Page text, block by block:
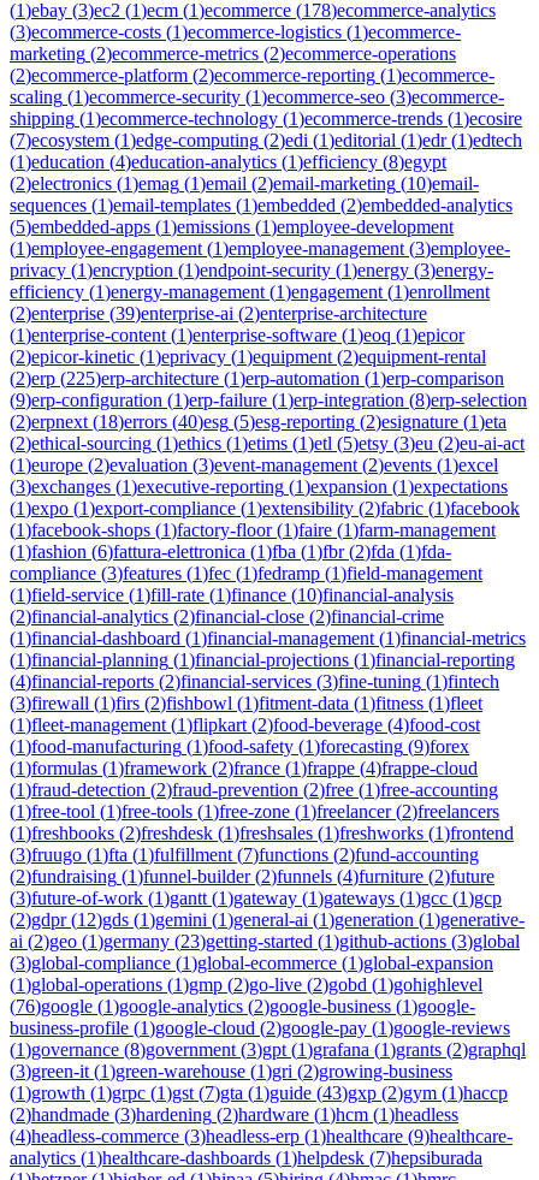
(1)ebay (3)ec2 (1)ecm (1)ecommerce (178)ecommerce-analytics
(3)ecommerce-costs (1)ecommerce-logistics (1)ecommerce-
marketing (2)ecommerce-metrics (2)ecommerce-operations
(2)ecommerce-platform (2)ecommerce-reporting (1)ecommerce-
scaling (1)ecommerce-security (1)ecommerce-seo (3)ecommerce-
shipping (1)ecommerce-technology (1)ecommerce-trends (1)ecosire
(7)ecosystem (1)edge-computing (2)edi (1)editorial (1)edr(1)edtech
(1)education (4)education-analytics (1)efficiency (8)egypt
(2)electronics (1)emag (1)email (2)email-marketing (10)email-
sequences (1)email-templates (1)embedded (2)embedded-analytics
(5)embedded-apps (1)emissions (1)employee-development
(1)employee-engagement (1)employee-management (3)employee-
privacy (1)encryption (1)endpoint-security (1)energy (3)energy-
efficiency (1)energy-management (1)engagement (1)enrollment
(2)enterprise (39)enterprise-ai (2)enterprise-architecture
(1)enterprise-content (1)enterprise-software (1)eoq (1)epicor
(2)epicor-kinetic (1)eprivacy (1)equipment (2)equipment-rental
(2)erp (225)erp-architecture (1)erp-automation (1)erp-comparison
(9)erp-configuration (1)erp-failure (1)erp-integration (8)erp-selection
(2)erpnext (18)errors (40)esg (5)esg-reporting (2)esignature (1)eta
(2)ethical-sourcing (1)ethics (1)etims (1)etl (5)etsy (3)eu (2)eu-ai-act
(1)europe (2)evaluation (3)event-management (2)events (1)excel
(3)exchanges (1)executive-reporting (1)expansion (1)expectations
(1)expo (1)export-compliance (1)extensibility (2)fabric (1)facebook
(1)facebook-shops (1)factory-floor(1)faire (1)farm-management
(1)fashion (6)fattura-elettronica (1)fba (1)fbr(2)fda (1)fda-
compliance (3)features (1)fec (1)fedramp (1)field-management
(1)field-service (1)fill-rate (1)finance (10)financial-analysis
(2)financial-analytics (2)financial-close (2)financial-crime
(1)financial-dashboard (1)financial-management (1)financial-metrics
(1)financial-planning (1)financial-projections (1)financial-reporting
(4)financial-reports (2)financial-services (3)fine-tuning (1)fintech
(3)firewall (1)firs (2)fishbowl (1)fitment-data (1)fitness (1)fleet
(1)fleet-management (1)flipkart (2)food-beverage (4)food-cost
(1)food-manufacturing (1)food-safety (1)forecasting (9)forex
(1)formulas (1)framework (2)france (1)frappe (4)frappe-cloud
(1)fraud-detection (2)fraud-prevention (2)free (1)free-accounting
(1)free-tool (1)free-tools (1)free-zone (1)freelancer(2)freelancers
(1)freshbooks (2)freshdesk (1)freshsales (1)freshworks (1)frontend
(3)fruugo (1)fta (1)fulfillment (7)functions (2)fund-accounting
(2)fundraising (1)funnel-builder(2)funnels (4)furniture (2)future
(3)future-of-work (1)gantt (1)gateway (1)gateways (1)gcc (1)gcp
(2)gdpr(12)gds (1)gemini (1)general-ai (1)generation (1)generative-
ai (2)geo (1)germany (23)getting-started (1)github-actions (3)global
(3)global-compliance (1)global-ecommerce (1)global-expansion
(1)global-operations (1)gmp (2)go-live (2)gobd (1)gohighlevel
(76)google (1)google-analytics (2)google-business (1)google-
business-profile (1)google-cloud (2)google-pay (1)google-reviews
(1)governance (8)government (3)gpt (1)grafana (1)grants (2)graphql
(3)green-it (1)green-warehouse (1)gri (2)growing-business
(1)growth (1)grpc (1)gst (7)gta (1)guide (43)gxp (2)gym (1)haccp
(2)handmade (3)hardening (2)hardware (1)hcm (1)headless
(4)headless-commerce (3)headless-erp (1)healthcare (9)healthcare-
analytics (1)healthcare-dashboards (1)helpdesk (7)hepsiburada